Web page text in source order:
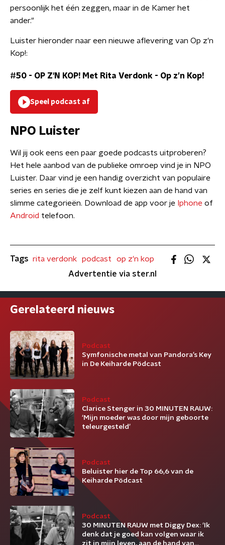
persoonlijk het één zeggen, maar in de Kamer het
ander."
Luister hieronder naar een nieuwe aflevering van Op z'n
Kop!:
#50 - OP Z'N KOP! Met Rita Verdonk - Op z’n Kop!
Speel podcast af
NPO Luister
Wil jij ook eens een paar goede podcasts uitproberen?
Het hele aanbod van de publieke omroep vind je in NPO
Luister. Daar vind je een handig overzicht van populaire
series en series die je zelf kunt kiezen aan de hand van
slimme categorieën. Download de app voor je Iphone of
Android telefoon.
Tags rita verdonk podcast
op z'n kop
Advertentie via ster.nl
Gerelateerd nieuws
Podcast
Symfonische metal van Pandora’s Key
in De Keiharde Pödcast
Podcast
Clarice Stenger in 30 MINUTEN RAUW:
‘Mijn moeder was door mijn geboorte
teleurgesteld’
Podcast
Beluister hier de Top 66,6 van de
Keiharde Pödcast
Podcast
30 MINUTEN RAUW met Diggy Dex: ‘Ik
denk dat je goed kan volgen waar ik
zit in mijn leven, aan de hand van